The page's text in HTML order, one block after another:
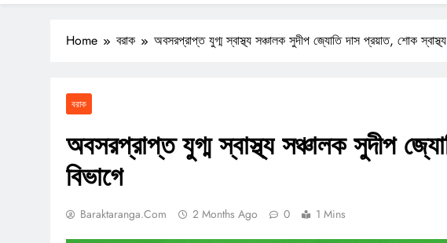
Home বরাক অবসরপ্রাপ্ত যুগ্ম স্বাস্থ্য সঞ্চালক সুদীপ জ্যোতি দাস প্রয়াত, শোক স্বাস্থ্য
বরাক
অবসরপ্রাপ্ত যুগ্ম স্বাস্থ্য সঞ্চালক সুদীপ
বিভাগে
Baraktaranga.com 2 Months Ago 0 1 Mins